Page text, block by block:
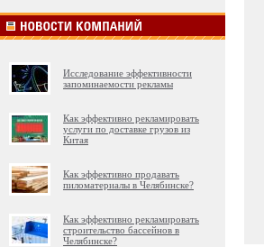
Исследование эффективности
запоминаемости рекламы
Как эффективно рекламировать
услуги по доставке грузов из
Китая
Как эффективно продавать
пиломатериалы в Челябинске?
Как эффективно рекламировать
строительство бассейнов в
Челябинске?